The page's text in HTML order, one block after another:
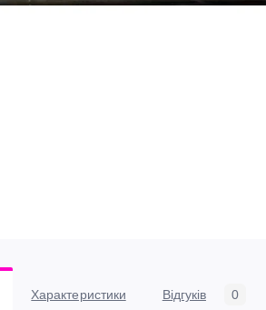
Характеристики Відгуків 0